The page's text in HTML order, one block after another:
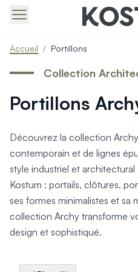
Produits > Portails >
Produits > Portails >
Produits > Portails >
Produits > Portails >
Produits > Portails > Les
Produits > Portillons >
Produits > Portillons >
Produits > Portillons >
Produits > Portillons >
Produits > Portillons >
Produits > Portillons >
Accueil / Portillons
Portillons
Collection
Découvrez la collection
contemporain et de lignes
style industriel et
Kostum : portails, clôtures,
ses formes minimalistes et sa
collection Archy transforme
design et sophistiqué.